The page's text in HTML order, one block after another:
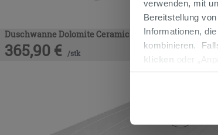
verwenden, mit
Bereitstellung
Informationen,
kombinieren.
klicken
oder
Duschwanne Dolomite Ceramica Oltre 80x120 Ablauf
365,90 € /stk